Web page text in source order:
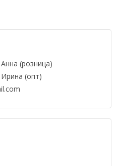
(розница)
(опт)